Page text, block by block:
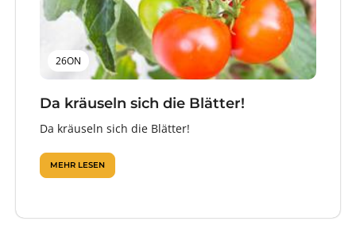
26ON
Da kräuseln sich die Blätter!
Da kräuseln sich die Blätter!
MEHR LESEN